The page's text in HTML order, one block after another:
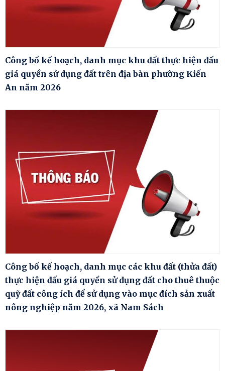
Công bố kế hoạch, danh mục khu đất thực hiện đấu
giá quyền sử dụng đất trên địa bàn phường Kiến
An năm 2026
Công bố kế hoạch, danh mục các khu đất (thửa đất)
thực hiện đấu giá quyền sử dụng đất cho thuê thuộc
quỹ đất công ích để sử dụng vào mục đích sản xuất
nông nghiệp năm 2026, xã Nam Sách